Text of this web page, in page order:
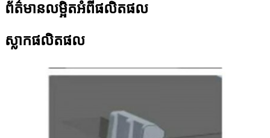
ព័ត៌មានលម្អិតអំពីផលិតផល
ស្លាកផលិតផល